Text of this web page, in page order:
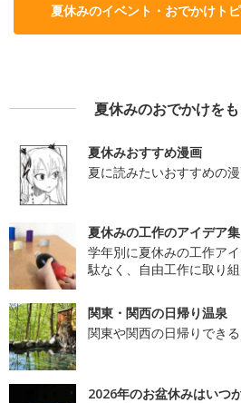
夏休みのイベント・おでかけト
夏休みのおでかけを
夏休みおすすめ漫画
夏に読みたいおすすめの
夏休みの工作のアイデア集
学年別に夏休みの工作ア
駄なく、自由工作に取り組
関東・関西の日帰り温泉
関東や関西の日帰りでき
2026年のお盆休みはいつ